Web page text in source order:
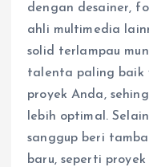
dengan desainer,
ahli multimedia
solid terlampau
talenta paling baik
proyek Anda,
lebih optimal.
sanggup beri
baru, seperti